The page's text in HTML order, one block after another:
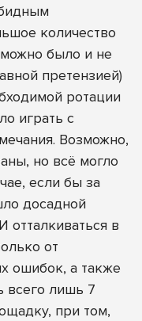
количество
было и не
претензией)
ротации
играть с
Возможно,
но всё могло
если бы за
досадной
в
от
ошибок, а также
всего лишь 7
при том,